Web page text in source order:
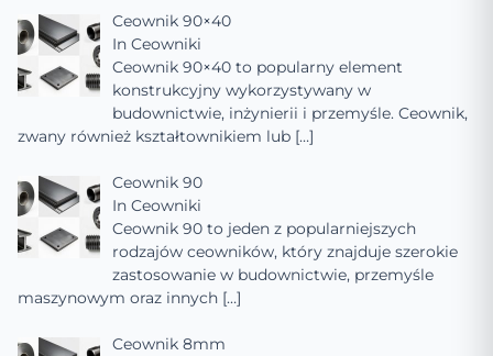
Ceownik 90×40
In Ceowniki
Ceownik 90×40 to popularny element
konstrukcyjny wykorzystywany w
budownictwie, inżynierii i przemyśle. Ceownik,
zwany również kształtownikiem lub […]
Ceownik 90
In Ceowniki
Ceownik 90 to jeden z popularniejszych
rodzajów ceowników, który znajduje szerokie
zastosowanie w budownictwie, przemyśle
maszynowym oraz innych […]
Ceownik 8mm